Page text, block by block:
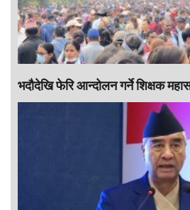
भदौदेखि फेरि आन्दोलन गर्ने शिक्षक